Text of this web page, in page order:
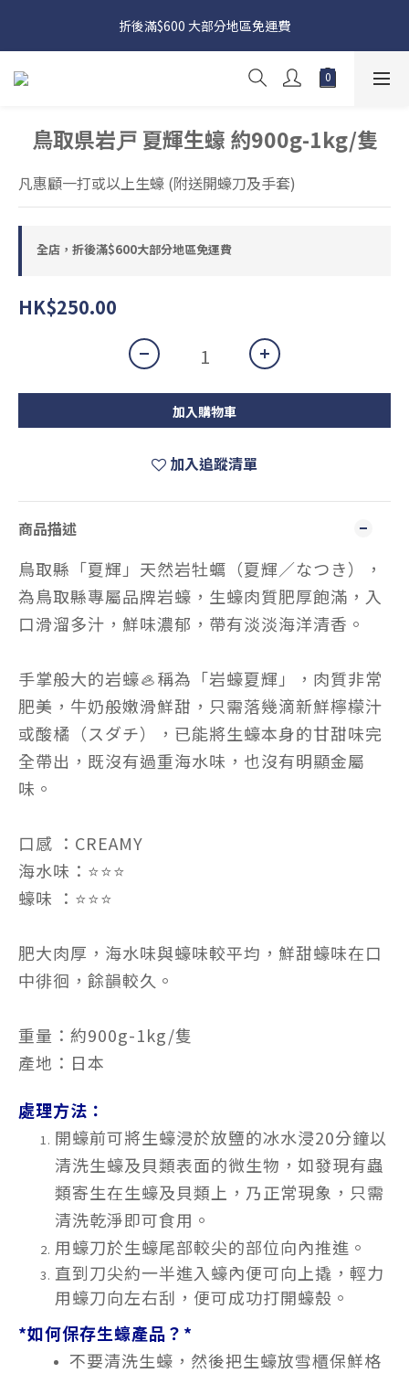
日本接近假期，貨源較不穩定；如想在 8 月 11 日至 8 月 15 日收
貨，請務必於 8 月 10 日前落單
折後滿$600 大部分地區免運費
日本接近假期，貨源較不穩定；如想在 8 月 11 日至 8 月 15 日收
貨，請務必於 8 月 10 日前落單
鳥取県岩戸 夏輝生蠔 約900g-1kg/隻
凡惠顧一打或以上生蠔 (附送開蠔刀及手套)
全店，折後滿$600大部分地區免運費
HK$250.00
加入購物車
加入追蹤清單
商品描述
鳥取縣「夏輝」天然岩牡蠣（夏輝／なつき），
為鳥取縣專屬品牌岩蠔，生蠔肉質肥厚飽滿，入
口滑溜多汁，鮮味濃郁，帶有淡淡海洋清香。
手掌般大的岩蠔🦪稱為「岩蠔夏輝」，肉質非常
肥美，牛奶般嫩滑鮮甜，只需落幾滴新鮮檸檬汁
或酸橘（スダチ），已能將生蠔本身的甘甜味完
全帶出，既沒有過重海水味，也沒有明顯金屬
味。
口感 ：CREAMY
海水味：⭐⭐⭐
蠔味 ：⭐⭐⭐
肥大肉厚，海水味與蠔味較平均，鮮甜蠔味在口
中徘徊，餘韻較久。
重量：約900g-1kg/隻
產地：日本
處理方法：
開蠔前可將生蠔浸於放鹽的冰水浸20分鐘以
清洗生蠔及貝類表面的微生物，如發現有蟲
類寄生在生蠔及貝類上，乃正常現象，只需
清洗乾淨即可食用。
用蠔刀於生蠔尾部較尖的部位向內推進。
直到刀尖約一半進入蠔內便可向上撬，輕力
用蠔刀向左右刮，便可成功打開蠔殼。
*如何保存生蠔產品？*
不要清洗生蠔，然後把生蠔放雪櫃保鮮格